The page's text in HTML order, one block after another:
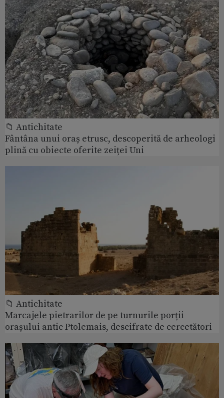
📁 Antichitate
Fântâna unui oraș etrusc, descoperită de arheologi
plină cu obiecte oferite zeiței Uni
📁 Antichitate
Marcajele pietrarilor de pe turnurile porții
orașului antic Ptolemais, descifrate de cercetători